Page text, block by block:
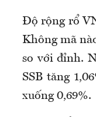
Độ rộng rổ
Không mã
so với đỉnh.
SSB tăng
xuống 0,69%.